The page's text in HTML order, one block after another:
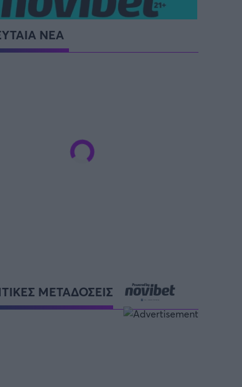
Παγκόσμιο Κύπελλο
Προολυμπιακό τουρνουά
ΝΕΑ
ΜΕΤΑΔΟΣΕΙΣ